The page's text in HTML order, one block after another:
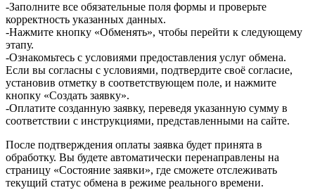
-Заполните все обязательные поля формы и проверьте
корректность указанных данных.
-Нажмите кнопку «Обменять», чтобы перейти к следующему
этапу.
-Ознакомьтесь с условиями предоставления услуг обмена.
Если вы согласны с условиями, подтвердите своё согласие,
установив отметку в соответствующем поле, и нажмите
кнопку «Создать заявку».
-Оплатите созданную заявку, переведя указанную сумму в
соответствии с инструкциями, представленными на сайте.
После подтверждения оплаты заявка будет принята в
обработку. Вы будете автоматически перенаправлены на
страницу «Состояние заявки», где сможете отслеживать
текущий статус обмена в режиме реального времени.